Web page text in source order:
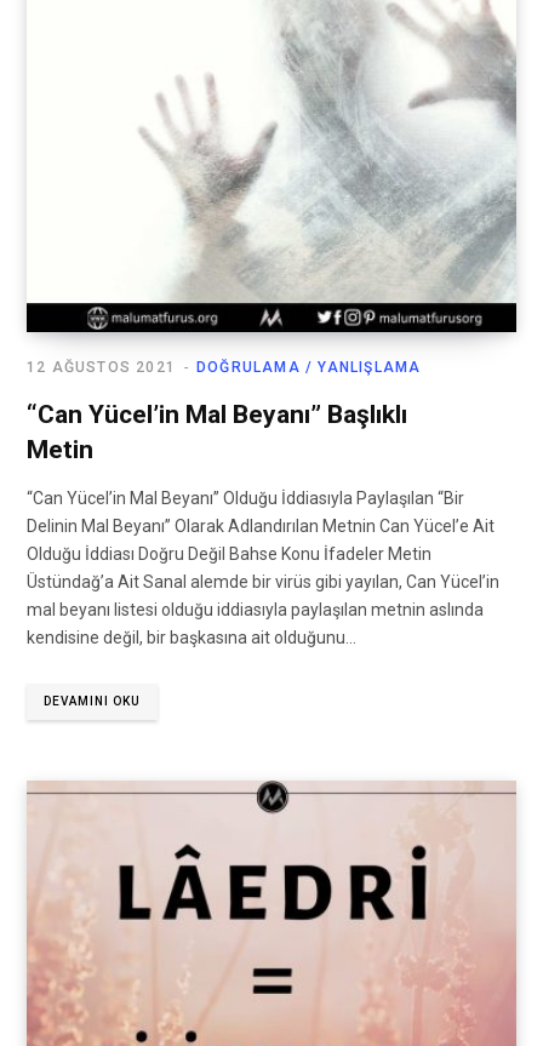
DOĞRULAMA / YANLIŞLAMA
12 AĞUSTOS 2021
“Can Yücel’in Mal Beyanı” Başlıklı
Metin
“Can Yücel’in Mal Beyanı” Olduğu İddiasıyla Paylaşılan “Bir
Delinin Mal Beyanı” Olarak Adlandırılan Metnin Can Yücel’e Ait
Olduğu İddiası Doğru Değil Bahse Konu İfadeler Metin
Üstündağ’a Ait Sanal alemde bir virüs gibi yayılan, Can Yücel’in
mal beyanı listesi olduğu iddiasıyla paylaşılan metnin aslında
kendisine değil, bir başkasına ait olduğunu…
DEVAMINI OKU